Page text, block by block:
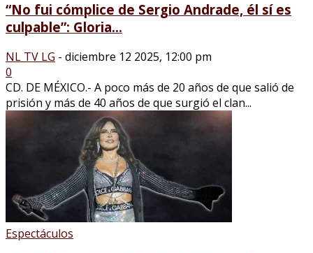
“No fui cómplice de Sergio Andrade, él sí es
culpable”: Gloria...
NL TV LG - diciembre 12 2025, 12:00 pm
0
CD. DE MÉXICO.- A poco más de 20 años de que salió de
prisión y más de 40 años de que surgió el clan...
Espectáculos